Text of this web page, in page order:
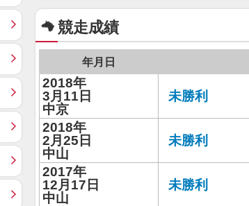
競走成績
年月日
2018年
3月11日
中京
未勝利
2018年
2月25日
中山
未勝利
2017年
12月17日
中山
未勝利